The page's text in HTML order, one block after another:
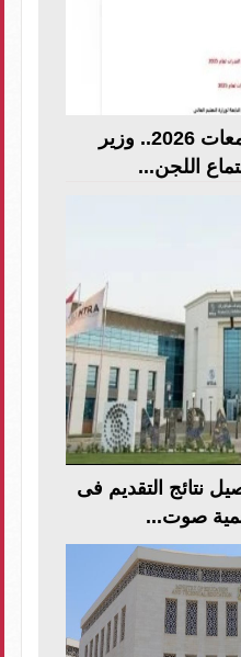
صوت الأمة تنسيق الجامعات 2026.. وزير
اللجن...
نتائج التقديم فى
صوت...